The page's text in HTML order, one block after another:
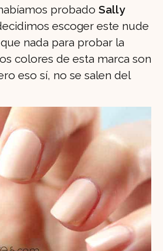
probado Sally
escoger este nude
nada para probar la
colores de esta marca son
eso sí, no se salen del